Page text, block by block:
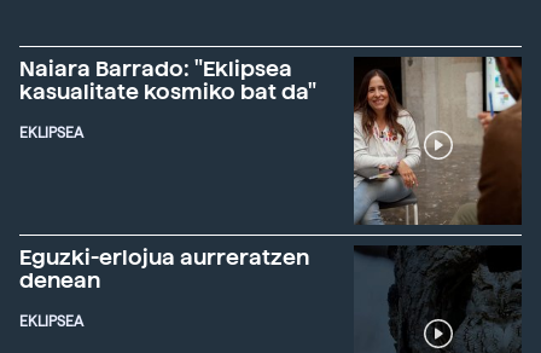
Naiara Barrado: "Eklipsea
kasualitate kosmiko bat da"
EKLIPSEA
Eguzki-erlojua aurreratzen
denean
EKLIPSEA